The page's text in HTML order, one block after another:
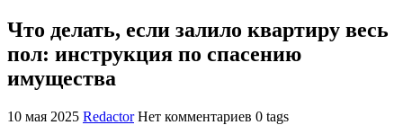
Что делать, если залило квартиру весь
пол: инструкция по спасению
имущества
10 мая 2025 Redactor Нет комментариев 0 tags